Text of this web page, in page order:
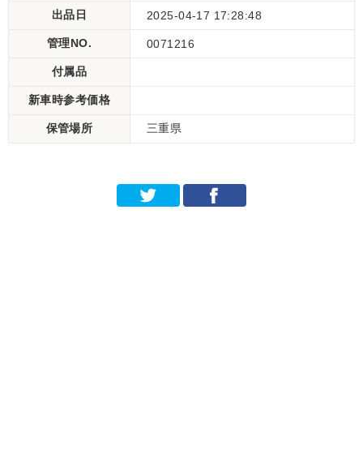
出品日 2025-04-17 17:28:48
管理NO. 0071216
付属品
新車時参考価格
保管場所 三重県